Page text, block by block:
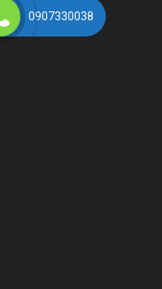
0907330038